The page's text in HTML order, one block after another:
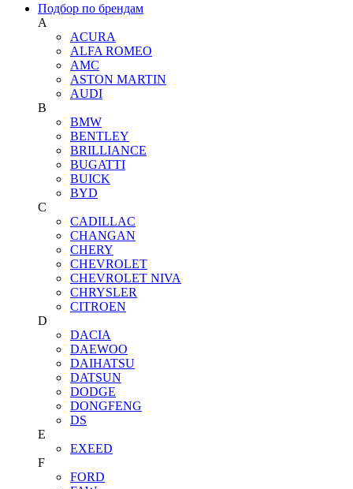
Подбор по брендам
A
ACURA
ALFA ROMEO
AMC
ASTON MARTIN
AUDI
B
BMW
BENTLEY
BRILLIANCE
BUGATTI
BUICK
BYD
C
CADILLAC
CHANGAN
CHERY
CHEVROLET
CHEVROLET NIVA
CHRYSLER
CITROEN
D
DACIA
DAEWOO
DAIHATSU
DATSUN
DODGE
DONGFENG
DS
E
EXEED
F
FORD